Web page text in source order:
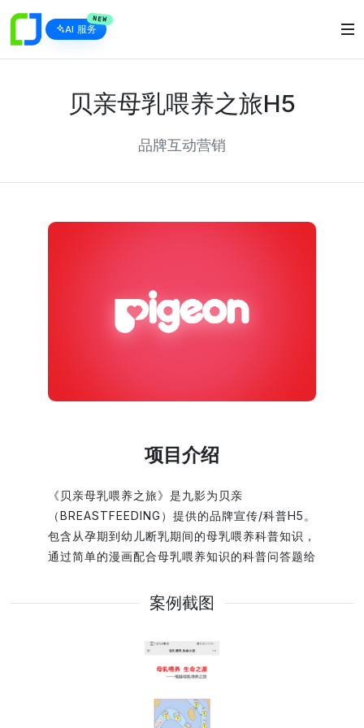
AI 服务
NEW
贝亲母乳喂养之旅H5
品牌互动营销
项目介绍
《贝亲母乳喂养之旅》是九影为贝亲
（BREASTFEEDING）提供的品牌宣传/科普H5。
包含从孕期到幼儿断乳期间的母乳喂养科普知识，
通过简单的漫画配合母乳喂养知识的科普问答题给
亲的产品理念。配合贝亲的推广，以周期性持续活
信息的扩散，从而带动线下网点的活动参与度，并
例展示了九影网络在品牌互动营销游戏开发、交互
体验和数字化项目交付中的实践经验。
案例截图